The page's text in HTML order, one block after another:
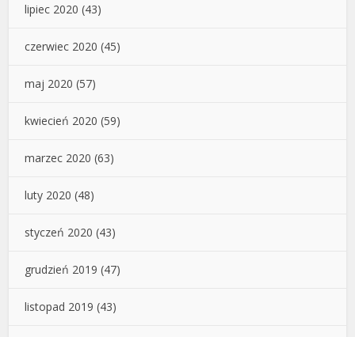
lipiec 2020 (43)
czerwiec 2020 (45)
maj 2020 (57)
kwiecień 2020 (59)
marzec 2020 (63)
luty 2020 (48)
styczeń 2020 (43)
grudzień 2019 (47)
listopad 2019 (43)